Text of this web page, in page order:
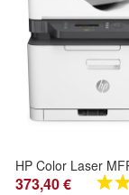
373,40 €